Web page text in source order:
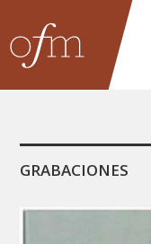
GRABACIONES